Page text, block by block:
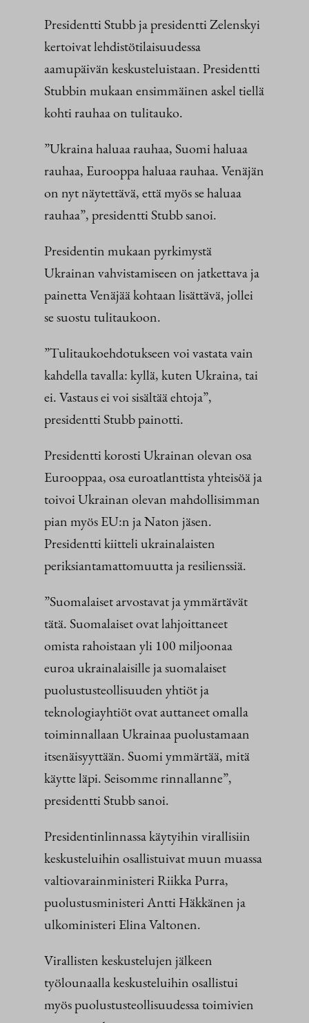
Presidentti Stubb ja presidentti Zelenskyi
kertoivat lehdistötilaisuudessa
aamupäivän keskusteluistaan. Presidentti
Stubbin mukaan ensimmäinen askel tiellä
kohti rauhaa on tulitauko.
”Ukraina haluaa rauhaa, Suomi haluaa
rauhaa, Eurooppa haluaa rauhaa. Venäjän
on nyt näytettävä, että myös se haluaa
rauhaa”, presidentti Stubb sanoi.
Presidentin mukaan pyrkimystä
Ukrainan vahvistamiseen on jatkettava ja
painetta Venäjää kohtaan lisättävä, jollei
se suostu tulitaukoon.
”Tulitaukoehdotukseen voi vastata vain
kahdella tavalla: kyllä, kuten Ukraina, tai
ei. Vastaus ei voi sisältää ehtoja”,
presidentti Stubb painotti.
Presidentti korosti Ukrainan olevan osa
Eurooppaa, osa euroatlanttista yhteisöä ja
toivoi Ukrainan olevan mahdollisimman
pian myös EU:n ja Naton jäsen.
Presidentti kiitteli ukrainalaisten
periksiantamattomuutta ja resilienssiä.
”Suomalaiset arvostavat ja ymmärtävät
tätä. Suomalaiset ovat lahjoittaneet
omista rahoistaan yli 100 miljoonaa
euroa ukrainalaisille ja suomalaiset
puolustusteollisuuden yhtiöt ja
teknologiayhtiöt ovat auttaneet omalla
toiminnallaan Ukrainaa puolustamaan
itsenäisyyttään. Suomi ymmärtää, mitä
käytte läpi. Seisomme rinnallanne”,
presidentti Stubb sanoi.
Presidentinlinnassa käytyihin virallisiin
keskusteluihin osallistuivat muun muassa
valtiovarainministeri Riikka Purra,
puolustusministeri Antti Häkkänen ja
ulkoministeri Elina Valtonen.
Virallisten keskustelujen jälkeen
työlounaalla keskusteluihin osallistui
myös puolustusteollisuudessa toimivien